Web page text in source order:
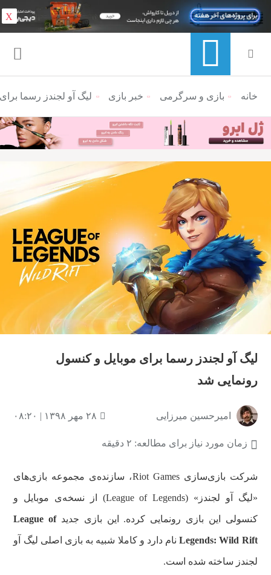
منوی ناوبری خرده نان
خانه بازی و سرگرمی خبر بازی لیگ آو لجندز رسما
لیگ آو لجندز رسما برای موبایل و کنسول
رونمایی شد
امیرحسین میرزایی ۲۸ مهر ۱۳۹۸ | ۰۸:۲۰
زمان مورد نیاز برای مطالعه: ۲ دقیقه
شرکت بازی‌سازی Riot Games، سازنده‌ی مجموعه بازی‌های
«لیگ آو لجندز» (League of Legends) از نسخه‌ی موبایل و
کنسولی این بازی رونمایی کرده. این بازی جدیدLeague of
Legends: Wild Riftنام دارد و کاملا شبیه به بازی اصلی لیگ آو
لجندز ساخته شده است.
X